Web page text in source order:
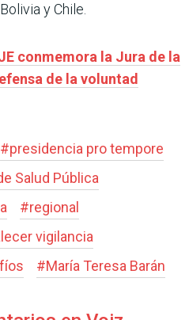
y Chile.
conmemora la Jura de la
de la voluntad
#presidencia pro tempore
Salud Pública
#regional
vigilancia
#María Teresa Barán